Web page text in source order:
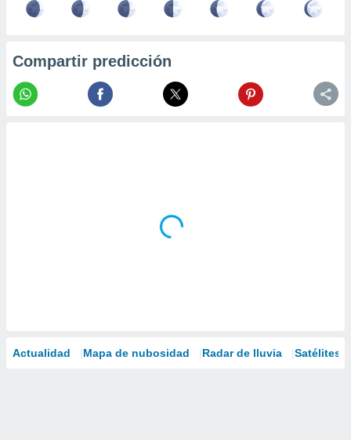
Compartir predicción
Actualidad Mapa de nubosidad Radar de lluvia Satélites